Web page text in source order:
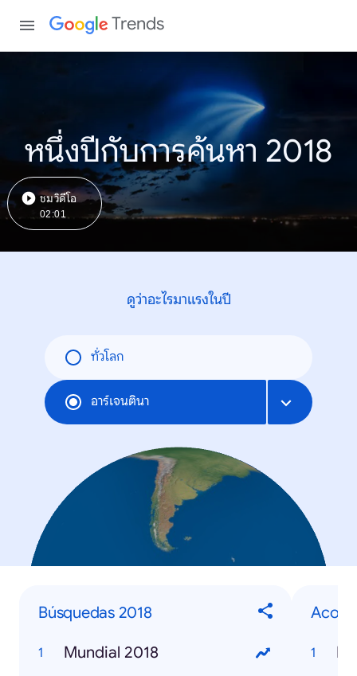
Trends
หนึ่งปีกับการค้นหา 2018
ชมวิดีโอ
02:01
ดูว่าอะไรมาแรงในปี
ทั่วโลก
อาร์เจนตินา
Búsquedas 2018
Mundial 2018